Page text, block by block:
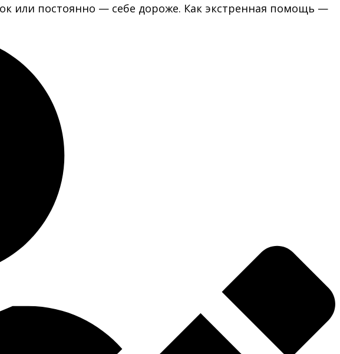
или постоянно — себе дороже. Как экстренная помощь —